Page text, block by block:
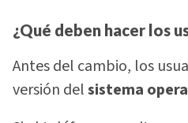
¿Qué deben hacer los
Antes del cambio, los
versión delsistema